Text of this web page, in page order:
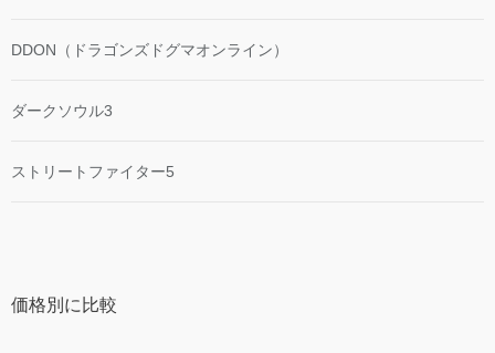
DDON（ドラゴンズドグマオンライン）
ダークソウル3
ストリートファイター5
価格別に比較